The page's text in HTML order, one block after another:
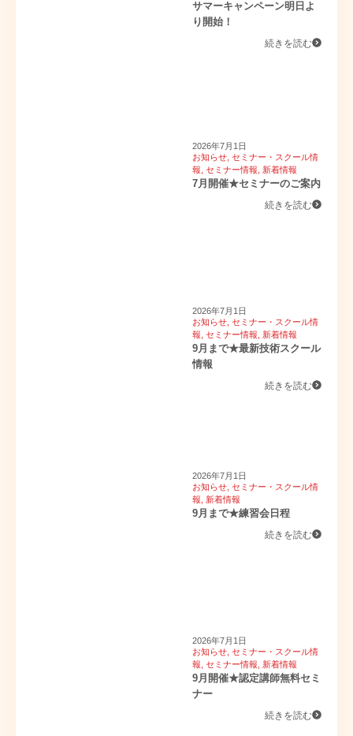
サマーキャンペーン明日よ
り開始！
続きを読む
2026年7月1日
お知らせ セミナー・スクール情
報 セミナー情報 新着情報
7月開催★セミナーのご案内
続きを読む
2026年7月1日
お知らせ セミナー・スクール情
報 セミナー情報 新着情報
9月まで★最新技術スクール
情報
続きを読む
2026年7月1日
お知らせ セミナー・スクール情
報
新着情報
9月まで★練習会日程
続きを読む
2026年7月1日
お知らせ セミナー・スクール情
報 セミナー情報 新着情報
9月開催★認定講師無料セミ
ナー
続きを読む